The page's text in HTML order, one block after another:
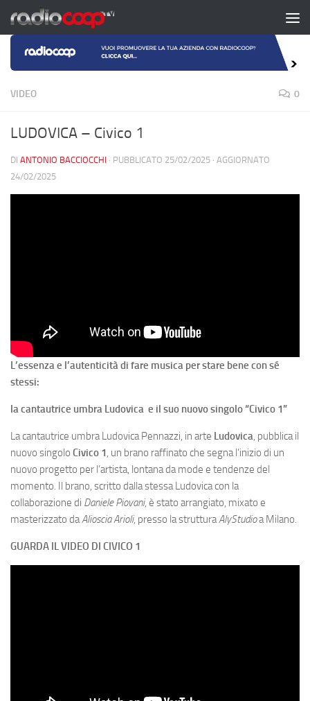
Salta al contenuto
VIDEO 0
LUDOVICA – Civico 1
DI ANTONIO BACCIOCCHI · PUBBLICATO 25/02/2025 · AGGIORNATO
24/02/2025
L’essenza e l’autenticità di fare musica per stare bene con sé
stessi:
la cantautrice umbra Ludovica e il suo nuovo singolo “Civico 1”
La cantautrice umbra Ludovica Pennazzi, in arte Ludovica, pubblica il
nuovo singolo Civico 1, un brano raffinato che segna l’inizio di un
nuovo progetto per l’artista, lontana da mode e tendenze del
momento. Il brano, scritto dalla stessa Ludovica con la
collaborazione di Daniele Piovani, è stato arrangiato, mixato e
masterizzato daAlioscia Arioli, presso la strutturaAlyStudioa Milano.
GUARDA IL VIDEO DI CIVICO 1